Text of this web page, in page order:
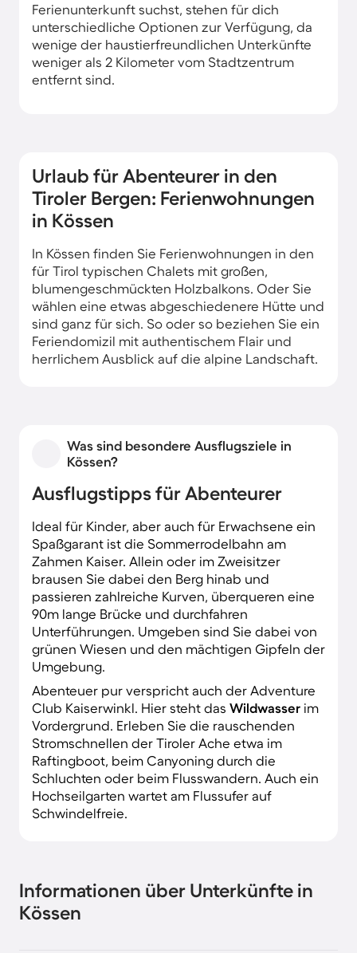
Ferienunterkunft suchst, stehen für dich
unterschiedliche Optionen zur Verfügung, da
wenige der haustierfreundlichen Unterkünfte
weniger als 2 Kilometer vom Stadtzentrum
entfernt sind.
Urlaub für Abenteurer in den
Tiroler Bergen: Ferienwohnungen
in Kössen
In Kössen finden Sie Ferienwohnungen in den
für Tirol typischen Chalets mit großen,
blumengeschmückten Holzbalkons. Oder Sie
wählen eine etwas abgeschiedenere Hütte und
sind ganz für sich. So oder so beziehen Sie ein
Feriendomizil mit authentischem Flair und
herrlichem Ausblick auf die alpine Landschaft.
Was sind besondere Ausflugsziele in
Kössen?
Ausflugstipps für Abenteurer
Ideal für Kinder, aber auch für Erwachsene ein
Spaßgarant ist die Sommerrodelbahn am
Zahmen Kaiser. Allein oder im Zweisitzer
brausen Sie dabei den Berg hinab und
passieren zahlreiche Kurven, überqueren eine
90m lange Brücke und durchfahren
Unterführungen. Umgeben sind Sie dabei von
grünen Wiesen und den mächtigen Gipfeln der
Umgebung.
Abenteuer pur verspricht auch der Adventure
Club Kaiserwinkl. Hier steht das Wildwasser im
Vordergrund. Erleben Sie die rauschenden
Stromschnellen der Tiroler Ache etwa im
Raftingboot, beim Canyoning durch die
Schluchten oder beim Flusswandern. Auch ein
Hochseilgarten wartet am Flussufer auf
Schwindelfreie.
Informationen über Unterkünfte in
Kössen